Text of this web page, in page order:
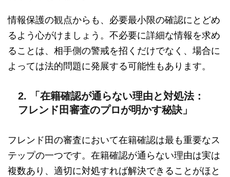
情報保護の観点からも、必要最小限の確認にとどめ
るよう心がけましょう。不必要に詳細な情報を求め
ることは、相手側の警戒を招くだけでなく、場合に
よっては法的問題に発展する可能性もあります。
2. 「在籍確認が通らない理由と対処法：
フレンド田審査のプロが明かす秘訣」
フレンド田の審査において在籍確認は最も重要なス
テップの一つです。在籍確認が通らない理由は実は
複数あり、適切に対処すれば解決できることがほと